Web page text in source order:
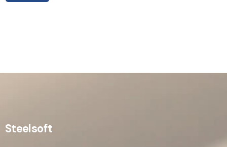
Steelsoft